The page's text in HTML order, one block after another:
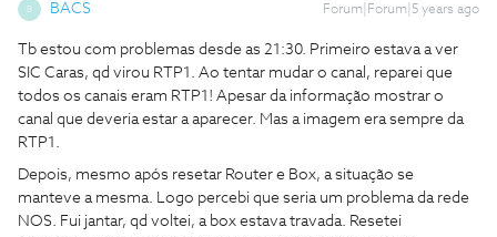
B BACS Forum|Forum|5 years ago
Tb estou com problemas desde as 21:30. Primeiro estava a ver
SIC Caras, qd virou RTP1. Ao tentar mudar o canal, reparei que
todos os canais eram RTP1! Apesar da informação mostrar o
canal que deveria estar a aparecer. Mas a imagem era sempre da
RTP1.
Depois, mesmo após resetar Router e Box, a situação se
manteve a mesma. Logo percebi que seria um problema da rede
NOS. Fui jantar, qd voltei, a box estava travada. Resetei